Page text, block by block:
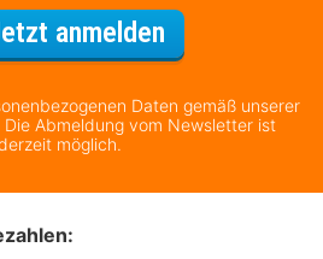
anmeldenFür den
Daten gemäß unserer
Die Abmeldung vom Newsletter ist
möglich.